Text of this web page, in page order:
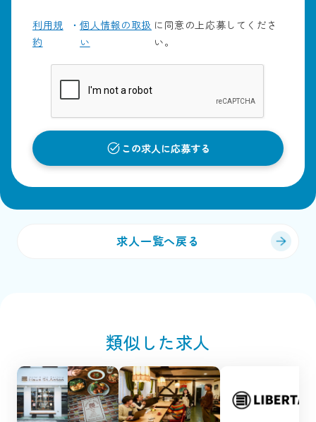
利用規
約
・個人情報の取扱
い
に同意の上応募してくださ
い。
この求人に応募する
求人一覧へ戻る
類似した求人